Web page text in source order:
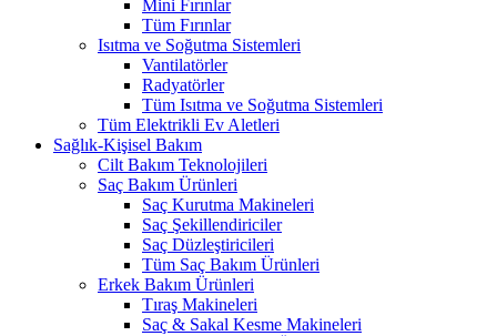
Mini Fırınlar
Tüm Fırınlar
Isıtma ve Soğutma Sistemleri
Vantilatörler
Radyatörler
Tüm Isıtma ve Soğutma Sistemleri
Tüm Elektrikli Ev Aletleri
Sağlık-Kişisel Bakım
Cilt Bakım Teknolojileri
Saç Bakım Ürünleri
Saç Kurutma Makineleri
Saç Şekillendiriciler
Saç Düzleştiricileri
Tüm Saç Bakım Ürünleri
Erkek Bakım Ürünleri
Tıraş Makineleri
Saç & Sakal Kesme Makineleri